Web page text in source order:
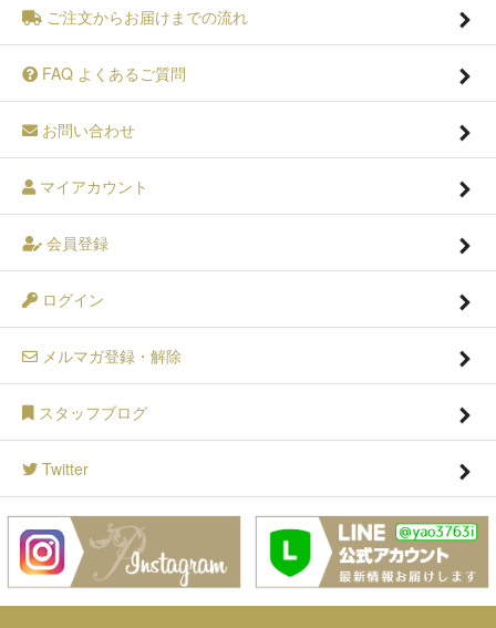
ご注文からお届けまでの流れ
FAQ よくあるご質問
お問い合わせ
マイアカウント
会員登録
ログイン
メルマガ登録・解除
スタッフブログ
Twitter